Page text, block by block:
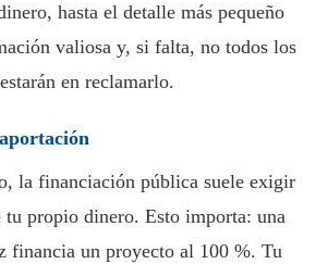
hasta el detalle más pequeño
valiosa y, si falta, no todos los
en reclamarlo.
la financiación pública suele exigir
tu propio dinero. Esto importa: una
financia un proyecto al 100 %. Tu